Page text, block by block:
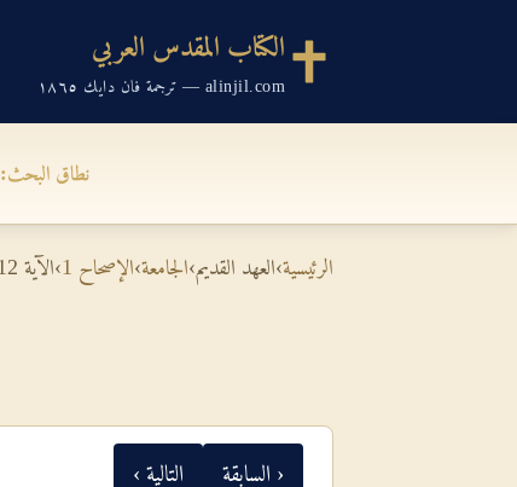
الكتاب المقدس العربي
alinjil.com — ترجمة فان دايك ١٨٦٥
نطاق البحث:
الرئيسية›العهد القديم›الجامعة›الإصحاح 1 ›الآية 12
‹ السابقة التالية ›